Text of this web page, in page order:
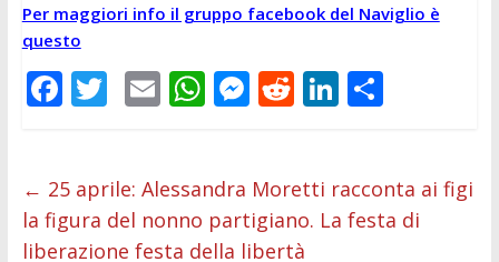
Per maggiori info il gruppo facebook del Naviglio è
questo
F
b
o
T
er
E
l
W
s
A
M
e
n
R
di
t
Li
e
dI
C
di
vi
← 25 aprile: Alessandra Moretti racconta ai figi
la figura del nonno partigiano. La festa di
liberazione festa della libertà